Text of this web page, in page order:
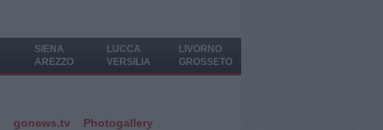
SIENA
AREZZO
LUCCA
VERSILIA
LIVORNO
GROSSETO
gonews.tv Photogallery